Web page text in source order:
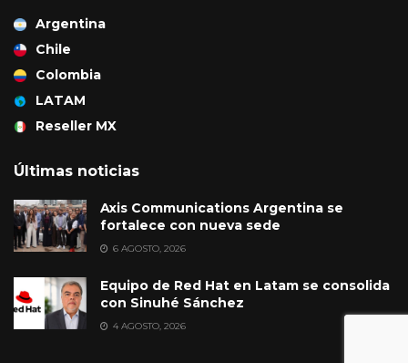
Argentina
Chile
Colombia
LATAM
Reseller MX
Últimas noticias
Axis Communications Argentina se
fortalece con nueva sede
6 AGOSTO, 2026
Equipo de Red Hat en Latam se consolida
con Sinuhé Sánchez
4 AGOSTO, 2026